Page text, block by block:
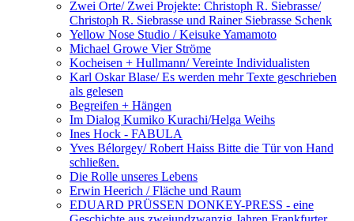
Zwei Orte/ Zwei Projekte: Christoph R. Siebrasse/
Christoph R. Siebrasse und Rainer Siebrasse Schenk
Yellow Nose Studio / Keisuke Yamamoto
Michael Growe Vier Ströme
Kocheisen + Hullmann/ Vereinte Individualisten
Karl Oskar Blase/ Es werden mehr Texte geschrieben
als gelesen
Begreifen + Hängen
Im Dialog Kumiko Kurachi/Helga Weihs
Ines Hock - FABULA
Yves Bélorgey/ Robert Haiss Bitte die Tür von Hand
schließen.
Die Rolle unseres Lebens
Erwin Heerich / Fläche und Raum
EDUARD PRÜSSEN DONKEY-PRESS - eine